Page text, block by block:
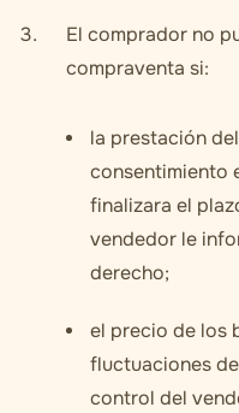
El comprador no
compraventa si:
la prestación
consentimiento
finalizara el
vendedor le
derecho;
el precio de los
fluctuaciones
control del